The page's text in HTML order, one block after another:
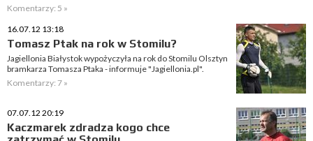
Komentarzy: 5 »
16.07.12 13:18
Tomasz Ptak na rok w Stomilu?
Jagiellonia Białystok wypożyczyła na rok do Stomilu Olsztyn
bramkarza Tomasza Ptaka - informuje "Jagiellonia.pl".
Komentarzy: 7 »
07.07.12 20:19
Kaczmarek zdradza kogo chce